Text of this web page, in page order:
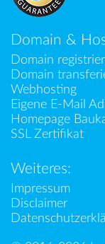
Domain &
Domain
Domain
Webhosting
Eigene E-Mail
Homepage
SSL Zertifikat
Weiteres:
Impressum
Disclaimer